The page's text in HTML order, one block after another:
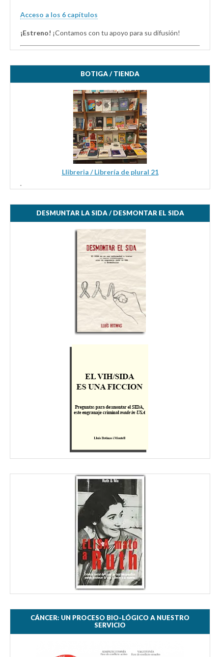
Acceso a los 6 capítulos
¡Estreno! ¡Contamos con tu apoyo para su difusión!
BOTIGA / TIENDA
Llibreria / Librería de plural 21
.
DESMUNTAR LA SIDA / DESMONTAR EL SIDA
CÁNCER: UN PROCESO BIO-LÓGICO A NUESTRO
SERVICIO